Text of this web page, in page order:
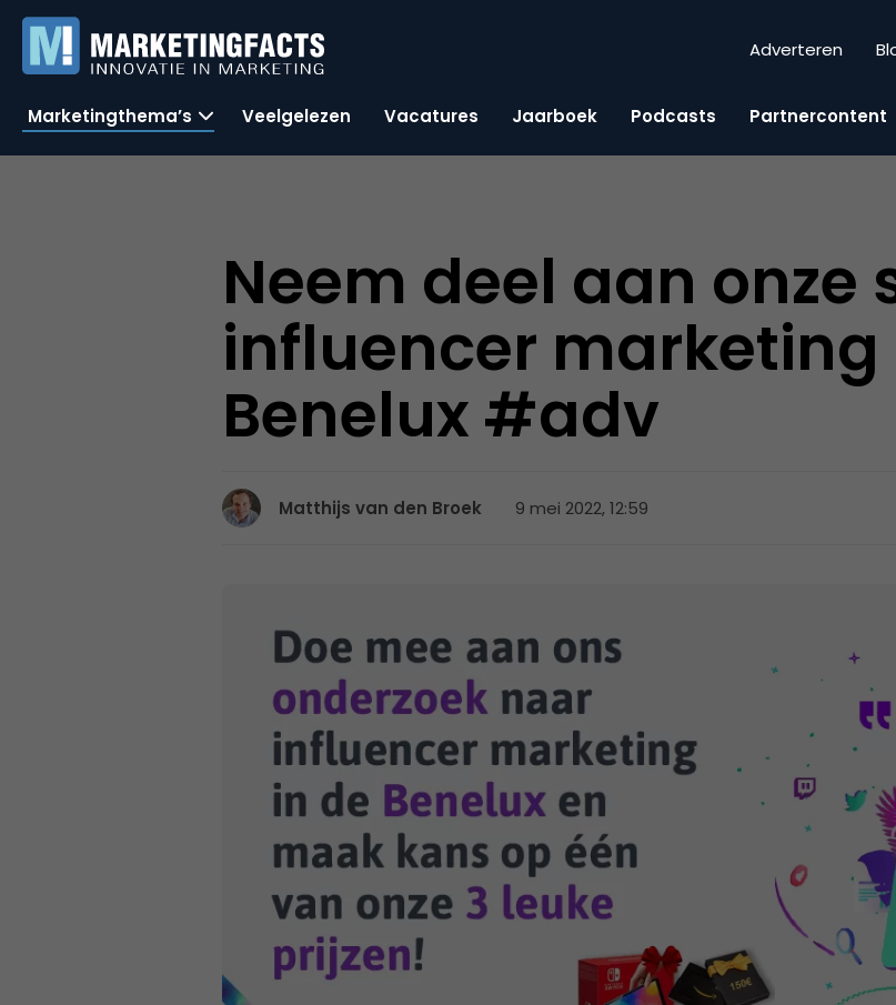
Adverteren
Marketingthema’s Veelgelezen Vacatures Jaarboek Podcasts Partnercontent
Neem deel aan onze
influencer marketing
Benelux #adv
Matthijs van den Broek 9 mei 2022, 12:59